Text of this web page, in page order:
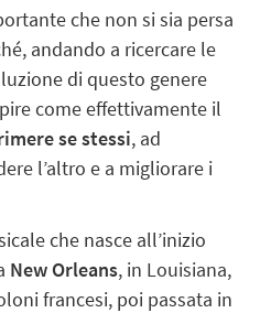
che non si sia persa
andando a ricercare le
di questo genere
come effettivamente il
se stessi, ad
l’altro e a migliorare i
che nasce all’inizio
New Orleans, in Louisiana,
francesi, poi passata in